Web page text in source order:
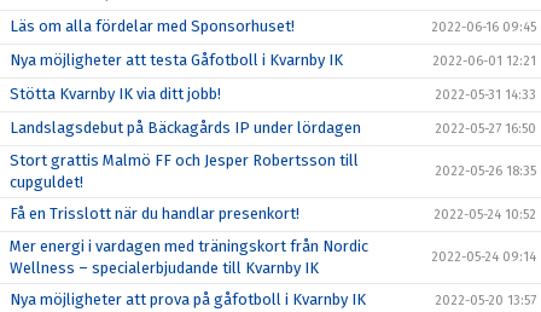
Läs om alla fördelar med Sponsorhuset! 2022-06-16 09:45
Nya möjligheter att testa Gåfotboll i Kvarnby IK 2022-06-01 12:21
Stötta Kvarnby IK via ditt jobb! 2022-05-31 14:33
Landslagsdebut på Bäckagårds IP under lördagen 2022-05-27 16:50
Stort grattis Malmö FF och Jesper Robertsson till
cupguldet!
2022-05-26 18:35
Få en Trisslott när du handlar presenkort! 2022-05-24 10:52
Mer energi i vardagen med träningskort från Nordic
Wellness – specialerbjudande till Kvarnby IK
2022-05-24 09:14
Nya möjligheter att prova på gåfotboll i Kvarnby IK 2022-05-20 13:57